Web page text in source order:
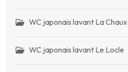
WC japonais lavant La
WC japonais lavant Le Locle